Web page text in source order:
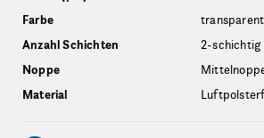
Farbe
transparent
Anzahl Schichten
2-schichtig
Noppe
Material